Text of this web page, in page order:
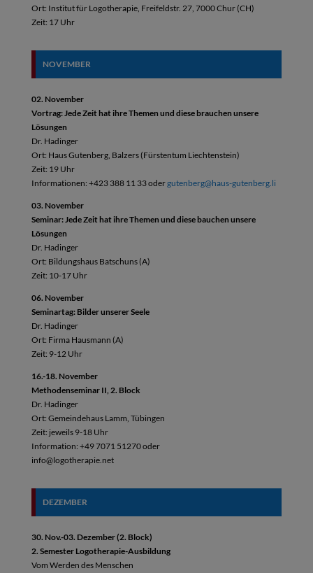
Ort: Institut für Logotherapie, Freifeldstr. 27, 7000 Chur (CH)
Zeit: 17 Uhr
NOVEMBER
02. November
Vortrag: Jede Zeit hat ihre Themen und diese brauchen unsere
Lösungen
Dr. Hadinger
Ort: Haus Gutenberg, Balzers (Fürstentum Liechtenstein)
Zeit: 19 Uhr
Informationen: +423 388 11 33 odergutenberg@haus-gutenberg.li
03. November
Seminar: Jede Zeit hat ihre Themen und diese bauchen unsere
Lösungen
Dr. Hadinger
Ort: Bildungshaus Batschuns (A)
Zeit: 10-17 Uhr
06. November
Seminartag: Bilder unserer Seele
Dr. Hadinger
Ort: Firma Hausmann (A)
Zeit: 9-12 Uhr
16.-18. November
Methodenseminar II, 2. Block
Dr. Hadinger
Ort: Gemeindehaus Lamm, Tübingen
Zeit: jeweils 9-18 Uhr
Information: +49 7071 51270 oder
info@logotherapie.net
DEZEMBER
30. Nov.-03. Dezember (2. Block)
2. Semester Logotherapie-Ausbildung
Vom Werden des Menschen